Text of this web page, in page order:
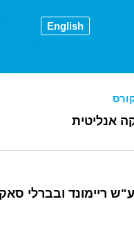
English
אנליטית
ריימונד ובברלי